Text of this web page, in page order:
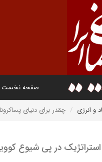
صفحه نخست
و انرژی چقدر برای دنیای
در پی شیوع کووید